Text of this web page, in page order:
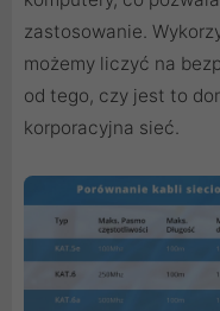
zastosowanie.
możemy liczyć na
od tego, czy jest to
korporacyjna sieć.